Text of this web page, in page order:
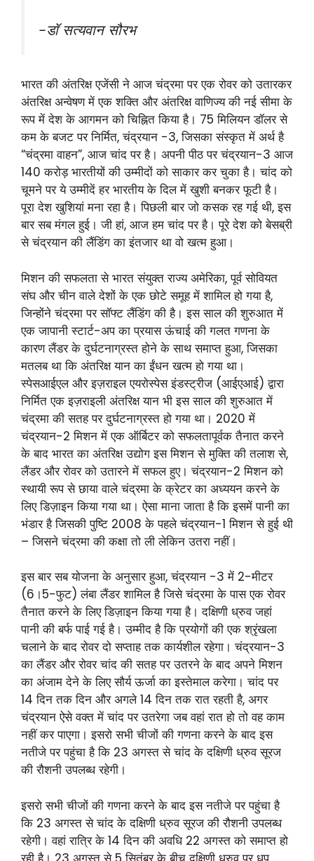
-डॉ सत्यवान सौरभ
भारत की अंतरिक्ष एजेंसी ने आज चंद्रमा पर एक रोवर को उतारकर
अंतरिक्ष अन्वेषण में एक शक्ति और अंतरिक्ष वाणिज्य की नई सीमा के
रूप में देश के आगमन को चिह्नित किया है। 75 मिलियन डॉलर से
कम के बजट पर निर्मित, चंद्रयान -3, जिसका संस्कृत में अर्थ है
“चंद्रमा वाहन”, आज चांद पर है। अपनी पीठ पर चंद्रयान-3 आज
140 करोड़ भारतीयों की उम्मीदों को साकार कर चुका है। चांद को
चूमने पर ये उम्मीदें हर भारतीय के दिल में खुशी बनकर फूटी है।
पूरा देश खुशियां मना रहा है। पिछली बार जो कसक रह गई थी, इस
बार सब मंगल हुई। जी हां, आज हम चांद पर है। पूरे देश को बेसब्री
से चंद्रयान की लैंडिंग का इंतजार था वो खत्म हुआ।
मिशन की सफलता से भारत संयुक्त राज्य अमेरिका, पूर्व सोवियत
संघ और चीन वाले देशों के एक छोटे समूह में शामिल हो गया है,
जिन्होंने चंद्रमा पर सॉफ्ट लैंडिंग की है। इस साल की शुरुआत में
एक जापानी स्टार्ट-अप का प्रयास ऊंचाई की गलत गणना के
कारण लैंडर के दुर्घटनाग्रस्त होने के साथ समाप्त हुआ, जिसका
मतलब था कि अंतरिक्ष यान का ईंधन खत्म हो गया था।
स्पेसआईएल और इज़राइल एयरोस्पेस इंडस्ट्रीज (आईएआई) द्वारा
निर्मित एक इज़राइली अंतरिक्ष यान भी इस साल की शुरुआत में
चंद्रमा की सतह पर दुर्घटनाग्रस्त हो गया था। 2020 में
चंद्रयान-2 मिशन में एक ऑर्बिटर को सफलतापूर्वक तैनात करने
के बाद भारत का अंतरिक्ष उद्योग इस मिशन से मुक्ति की तलाश से,
लैंडर और रोवर को उतारने में सफल हुए। चंद्रयान-2 मिशन को
स्थायी रूप से छाया वाले चंद्रमा के क्रेटर का अध्ययन करने के
लिए डिज़ाइन किया गया था। ऐसा माना जाता है कि इसमें पानी का
भंडार है जिसकी पुष्टि 2008 के पहले चंद्रयान-1 मिशन से हुई थी
– जिसने चंद्रमा की कक्षा तो ली लेकिन उतरा नहीं।
इस बार सब योजना के अनुसार हुआ, चंद्रयान -3 में 2-मीटर
(6।5-फुट) लंबा लैंडर शामिल है जिसे चंद्रमा के पास एक रोवर
तैनात करने के लिए डिज़ाइन किया गया है। दक्षिणी ध्रुव जहां
पानी की बर्फ पाई गई है। उम्मीद है कि प्रयोगों की एक श्रृंखला
चलाने के बाद रोवर दो सप्ताह तक कार्यशील रहेगा। चंद्रयान-3
का लैंडर और रोवर चांद की सतह पर उतरने के बाद अपने मिशन
का अंजाम देने के लिए सौर्य ऊर्जा का इस्तेमाल करेगा। चांद पर
14 दिन तक दिन और अगले 14 दिन तक रात रहती है, अगर
चंद्रयान ऐसे वक्त में चांद पर उतरेगा जब वहां रात हो तो वह काम
नहीं कर पाएगा। इसरो सभी चीजों की गणना करने के बाद इस
नतीजे पर पहुंचा है कि 23 अगस्त से चांद के दक्षिणी ध्रुव सूरज
की रौशनी उपलब्‍ध रहेगी।
इसरो सभी चीजों की गणना करने के बाद इस नतीजे पर पहुंचा है
कि 23 अगस्त से चांद के दक्षिणी ध्रुव सूरज की रौशनी उपलब्‍ध
रहेगी। वहां रात्रि के 14 दिन की अवधि 22 अगस्त को समाप्त हो